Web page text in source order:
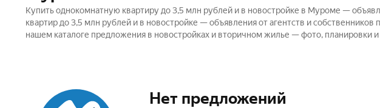
Купить однокомнатную квартиру до 3,5 млн рублей и в новостройке в Муроме —
квартир до 3,5 млн рублей и в новостройке — объявления от агентств и
нашем каталоге предложения в новостройках и вторичном жилье — фото, планировки и
Нет предложений